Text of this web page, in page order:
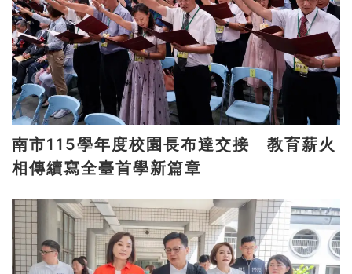
南市115學年度校園長布達交接 教育薪火
相傳續寫全臺首學新篇章